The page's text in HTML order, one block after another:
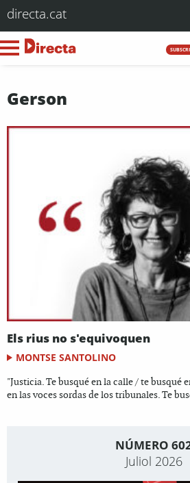
directa.cat
Gerson
Els rius no s'equivoquen
MONTSE SANTOLINO
"Justicia. Te busqué en la calle / te busqué
en las voces sordas de los tribunales. Te
NÚMERO
Juliol 2026